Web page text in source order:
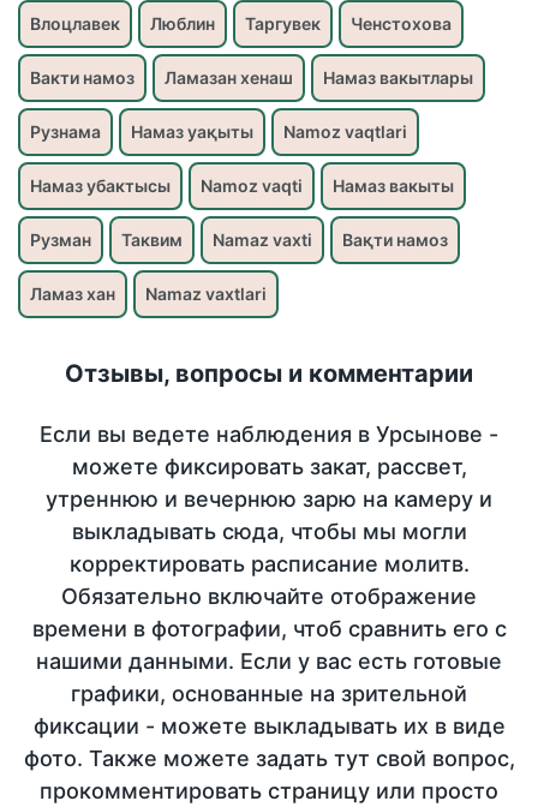
Влоцлавек Люблин Таргувек Ченстохова
Вакти намоз Ламазан хенаш Намаз вакытлары
Рузнама Намаз уақыты Namoz vaqtlari
Намаз убактысы Namoz vaqti Намаз вакыты
Рузман Таквим Namaz vaxti Вақти намоз
Ламаз хан Namaz vaxtlari
Отзывы, вопросы и комментарии
Если вы ведете наблюдения в Урсынове -
можете фиксировать закат, рассвет,
утреннюю и вечернюю зарю на камеру и
выкладывать сюда, чтобы мы могли
корректировать расписание молитв.
Обязательно включайте отображение
времени в фотографии, чтоб сравнить его с
нашими данными. Если у вас есть готовые
графики, основанные на зрительной
фиксации - можете выкладывать их в виде
фото. Также можете задать тут свой вопрос,
прокомментировать страницу или просто